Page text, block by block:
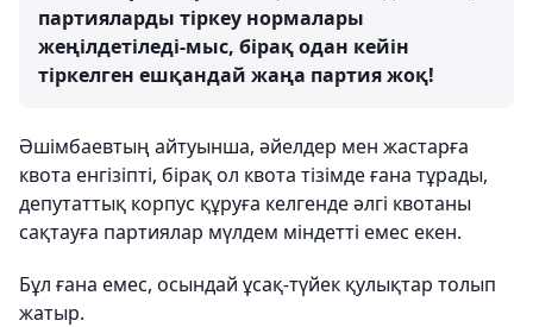
партияларды тіркеу нормалары
жеңілдетіледі-мыс, бірақ одан кейін
тіркелген ешқандай жаңа партия жоқ!
Әшімбаевтың айтуынша, әйелдер мен жастарға
квота енгізіпті, бірақ ол квота тізімде ғана тұрады,
депутаттық корпус құруға келгенде әлгі квотаны
сақтауға партиялар мүлдем міндетті емес екен.
Бұл ғана емес, осындай ұсақ-түйек қулықтар толып
жатыр.